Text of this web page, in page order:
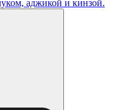
аджикой и кинзой.